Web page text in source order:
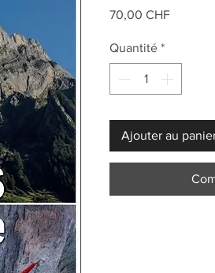
70,00 CHFPrix
Quantité *
Ajouter au